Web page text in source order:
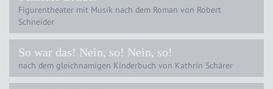
Figurentheater mit Musik nach dem Roman von Robert
Schneider
So war das! Nein, so! Nein, so!
nach dem gleichnamigen Kinderbuch von Kathrin Schärer